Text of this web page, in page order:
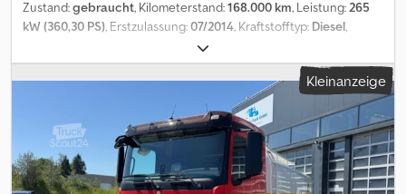
Zustand:gebraucht, Kilometerstand:168.000 km, Leistung:265
kW (360,30 PS), Erstzulassung:07/2014, Kraftstofftyp: Diesel,
, Bremsen:
Automatisch, Emissionsklasse:Euro5, Ausstattung:Rußfilter, -
Retarder- Klima- MilchtankFederung: Crsdpfx Abezbpyhs Nsf
Kleinanzeige